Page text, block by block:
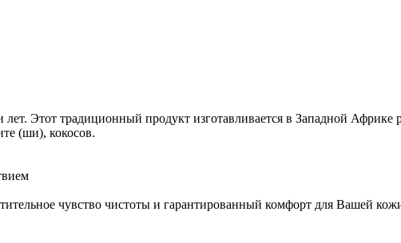
лет. Этот традиционный продукт изготавливается в Западной
(ши), кокосов.
чувство чистоты и гарантированный комфорт для Вашей кожи